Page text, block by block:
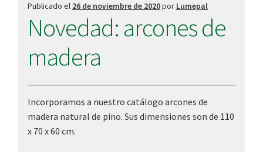
Publicado el 26 de noviembre de 2020por Lumepal
Novedad: arcones de
madera
Incorporamos a nuestro catálogo arcones de
madera natural de pino. Sus dimensiones son de 110
x 70 x 60 cm.